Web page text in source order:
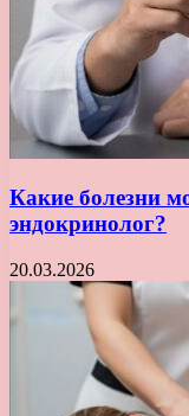
Какие болезни
эндокринолог?
20.03.2026